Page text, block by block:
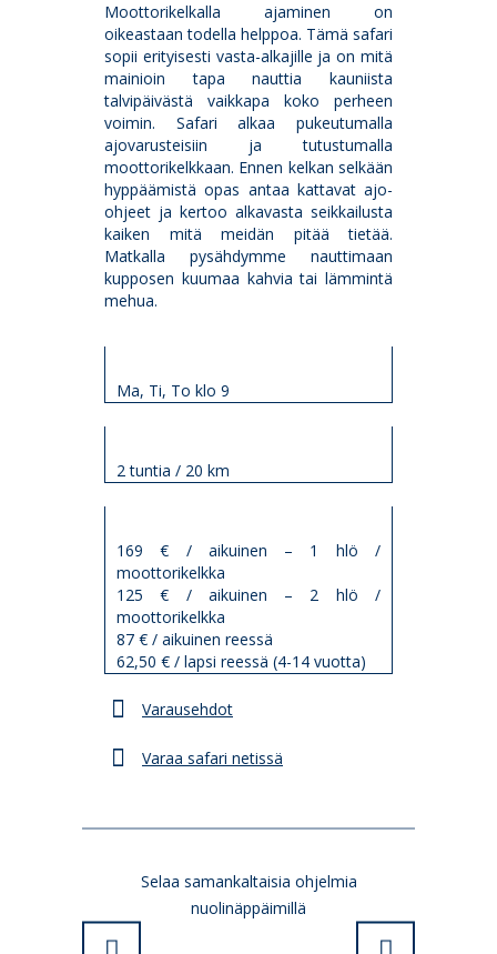
Moottorikelkalla ajaminen on
oikeastaan todella helppoa. Tämä safari
sopii erityisesti vasta-alkajille ja on mitä
mainioin tapa nauttia kauniista
talvipäivästä vaikkapa koko perheen
voimin. Safari alkaa pukeutumalla
ajovarusteisiin ja tutustumalla
moottorikelkkaan. Ennen kelkan selkään
hyppäämistä opas antaa kattavat ajo-
ohjeet ja kertoo alkavasta seikkailusta
kaiken mitä meidän pitää tietää.
Matkalla pysähdymme nauttimaan
kupposen kuumaa kahvia tai lämmintä
mehua.
Ma, Ti, To klo 9
2 tuntia / 20 km
169 € / aikuinen – 1 hlö /
moottorikelkka
125 € / aikuinen – 2 hlö /
moottorikelkka
87 € / aikuinen reessä
62,50 € / lapsi reessä (4-14 vuotta)
Varausehdot
Varaa safari netissä
Selaa samankaltaisia ohjelmia
nuolinäppäimillä